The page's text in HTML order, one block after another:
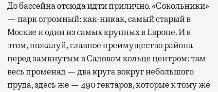
До бассейна отсюда идти прилично. «Сокольники»
— парк огромный: как-никак, самый старый в
Москве и один из самых крупных в Европе. И в
этом, пожалуй, главное преимущество района
перед замкнутым в Садовом кольце центром: там
весь променад — два круга вокруг небольшого
пруда, здесь же — 490 гектаров, которые к тому же